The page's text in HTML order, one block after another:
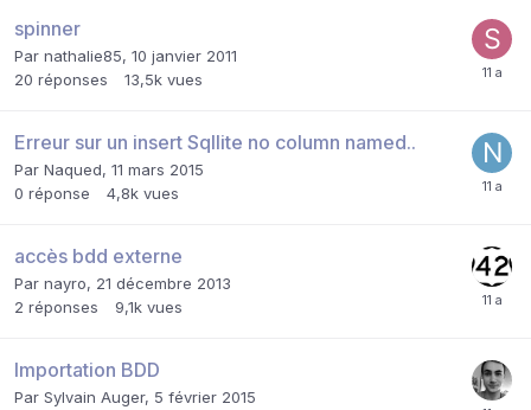
spinner
Par nathalie85, 10 janvier 2011
20 réponses 13,5k vues
Erreur sur un insert Sqllite no column named..
Par Naqued, 11 mars 2015
0 réponse 4,8k vues
accès bdd externe
Par nayro, 21 décembre 2013
2 réponses 9,1k vues
Importation BDD
Par Sylvain Auger, 5 février 2015